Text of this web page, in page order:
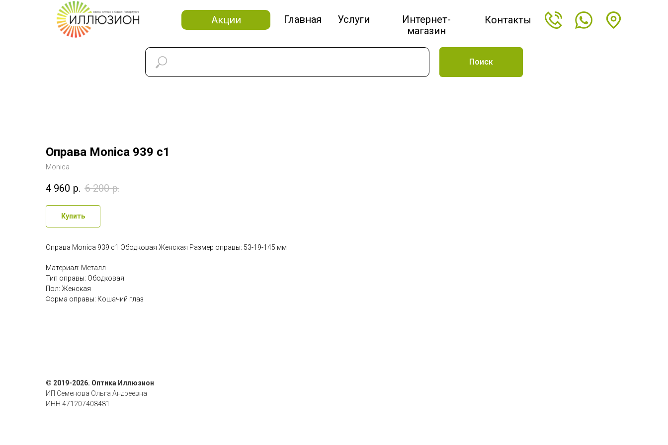
Главная Услуги
Интернет-
магазин
Контакты
Акции
Поиск
Оправа Monica 939 c1
Monica
4 960 р. 6 200 р.
Купить
Оправа Monica 939 c1 Ободковая Женская Размер оправы: 53-19-145 мм
Материал: Металл
Тип оправы: Ободковая
Пол: Женская
Форма оправы: Кошачий глаз
© 2019-2026. Оптика Иллюзион
ИП Семенова Ольга Андреевна
ИНН 471207408481